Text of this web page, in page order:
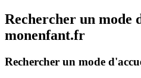
Rechercher un mode
monenfant.fr
Rechercher un mode